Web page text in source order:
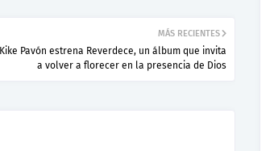
MÁS RECIENTES
Kike Pavón estrena Reverdece, un álbum que invita
a volver a florecer en la presencia de Dios